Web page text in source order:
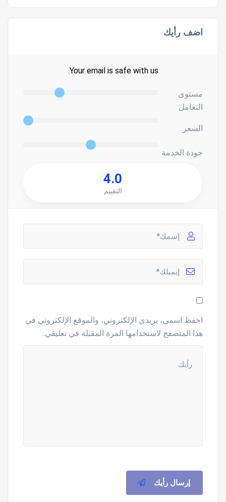
اضف رأيك
Your email is safe with us.
مستوى
التعامل
السعر
جودة الخدمة
4.0
التقييم
احفظ اسمي، بريدي الإلكتروني، والموقع الإلكتروني في
هذا المتصفح لاستخدامها المرة المقبلة في تعليقي.
إرسال رأيك